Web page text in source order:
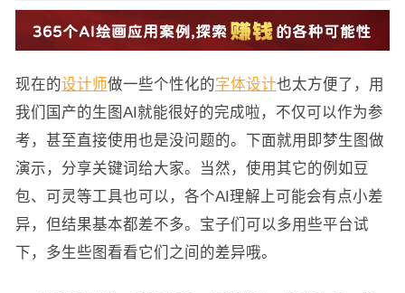
现在的设计师做一些个性化的字体设计也太方便了，用
我们国产的生图AI就能很好的完成啦，不仅可以作为参
考，甚至直接使用也是没问题的。下面就用即梦生图做
演示，分享关键词给大家。当然，使用其它的例如豆
包、可灵等工具也可以，各个AI理解上可能会有点小差
异，但结果基本都差不多。宝子们可以多用些平台试
下，多生些图看看它们之间的差异哦。